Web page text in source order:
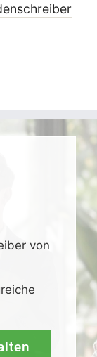
von